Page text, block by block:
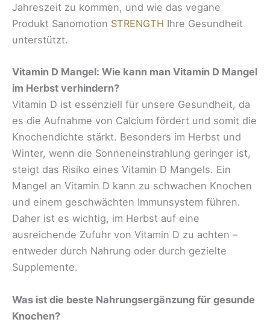
Jahreszeit zu kommen, und wie das vegane
Produkt Sanomotion STRENGTH Ihre Gesundheit
unterstützt.
Vitamin D Mangel: Wie kann man Vitamin D Mangel
im Herbst verhindern?
Vitamin D ist essenziell für unsere Gesundheit, da
es die Aufnahme von Calcium fördert und somit die
Knochendichte stärkt. Besonders im Herbst und
Winter, wenn die Sonneneinstrahlung geringer ist,
steigt das Risiko eines Vitamin D Mangels. Ein
Mangel an Vitamin D kann zu schwachen Knochen
und einem geschwächten Immunsystem führen.
Daher ist es wichtig, im Herbst auf eine
ausreichende Zufuhr von Vitamin D zu achten –
entweder durch Nahrung oder durch gezielte
Supplemente.
Was ist die beste Nahrungsergänzung für gesunde
Knochen?